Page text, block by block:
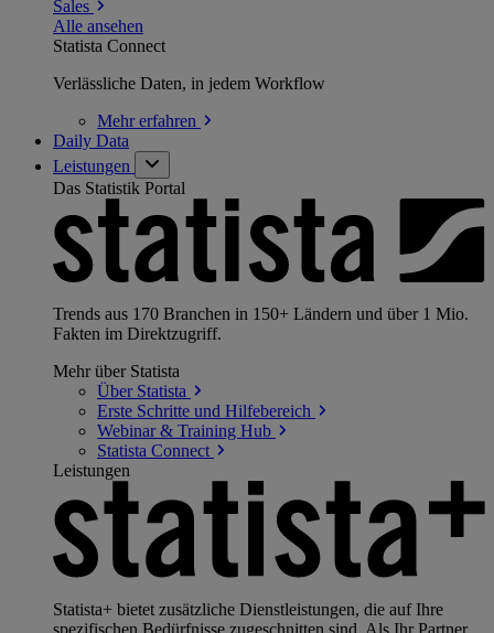
Sales
Alle ansehen
Statista Connect
Verlässliche Daten, in jedem Workflow
Mehrerfahren
Daily Data
Leistungen
Das Statistik Portal
Trends aus 170 Branchen in 150+ Ländern und über 1 Mio.
Fakten im Direktzugriff.
Mehr über Statista
Über Statista
Erste Schritte und Hilfebereich
Webinar & Training Hub
Statista Connect
Leistungen
Statista+ bietet zusätzliche Dienstleistungen, die auf Ihre
spezifischen Bedürfnisse zugeschnitten sind. Als Ihr Partner